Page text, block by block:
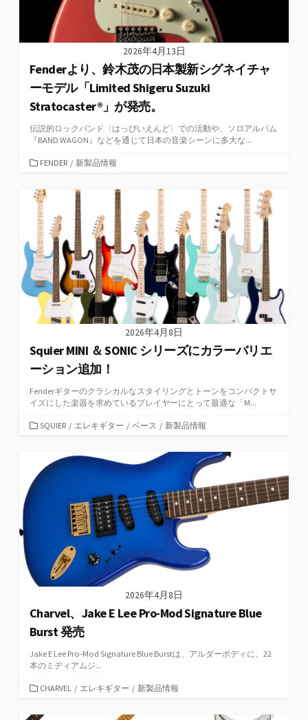
2026年4月13日
Fenderより、鈴木茂の日本製新シグネイチャ
ーモデル「Limited Shigeru Suzuki
Stratocaster®︎」が発売。
伝説的ロックバンド〈はっぴいえんど〉での活動や、ソロアルバム
『BAND WAGON』などを通じて日本の音楽シーンに多大な...
カ
ゴ
リ
ー
FENDER / 新製品情報
2026年4月8日
Squier MINI ＆ SONIC シリーズにカラーバリエ
ーション追加！
Fenderギターのクラシカルなスタイリングとトーンをコンパクトサ
イズにした楽器を求めているプレイヤーにとって最適な「M...
カ
ー
SQUIER / エレキギター / ベース / 新製品情報
2026年4月8日
Charvel、Jake E Lee Pro-Mod Signature Blue
Burst 発売
Jake E Lee Pro-Mod Signature Blue Burstは、アルダーボディに、22
本のミディアムジ...
カ
ゴ
CHARVEL / エレキギター / 新製品情報